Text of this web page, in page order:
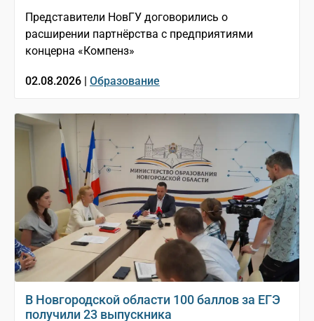
Представители НовГУ договорились о
расширении партнёрства с предприятиями
концерна «Компенз»
02.08.2026 | Образование
В Новгородской области 100 баллов за ЕГЭ
получили 23 выпускника